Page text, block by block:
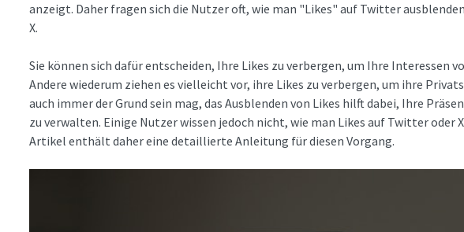
anzeigt. Daher fragen sich die Nutzer oft, wie man "Likes" auf Twitter
X.
Sie können sich dafür entscheiden, Ihre Likes zu verbergen, um Ihre Interessen
Andere wiederum ziehen es vielleicht vor, ihre Likes zu verbergen, um ihre
auch immer der Grund sein mag, das Ausblenden von Likes hilft dabei, Ihre
zu verwalten. Einige Nutzer wissen jedoch nicht, wie man Likes auf Twitter oder
Artikel enthält daher eine detaillierte Anleitung für diesen Vorgang.